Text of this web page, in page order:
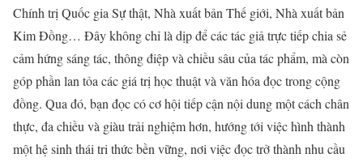
Chính trị Quốc gia Sự thật, Nhà xuất bản Thế giới, Nhà xuất bản
Kim Đồng… Đây không chỉ là dịp để các tác giả trực tiếp chia sẻ
cảm hứng sáng tác, thông điệp và chiều sâu của tác phẩm, mà còn
góp phần lan tỏa các giá trị học thuật và văn hóa đọc trong cộng
đồng. Qua đó, bạn đọc có cơ hội tiếp cận nội dung một cách chân
thực, đa chiều và giàu trải nghiệm hơn, hướng tới việc hình thành
một hệ sinh thái tri thức bền vững, nơi việc đọc trở thành nhu cầu